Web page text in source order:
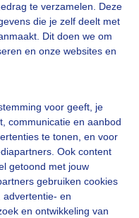
te verzamelen. Deze
die je zelf deelt met
Dit doen we om
en onze websites en
voor geeft, je
communicatie en aanbod
te tonen, en voor
Ook content
getoond met jouw
gebruiken cookies
en
en ontwikkeling van